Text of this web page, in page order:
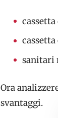
cassetta
cassetta
sanitari
Ora
svantaggi.